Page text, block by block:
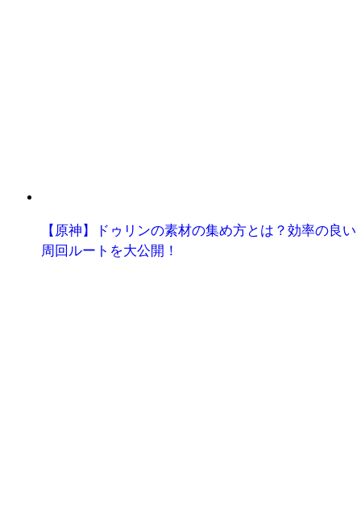
【原神】ドゥリンの素材の集め方とは？効率の良い
周回ルートを大公開！